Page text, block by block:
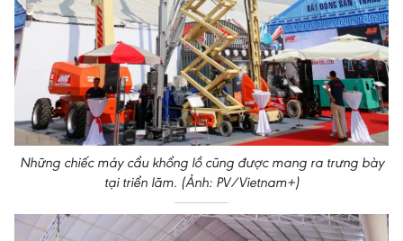
Những chiếc máy cẩu khổng lồ cũng được mang ra trưng bày
tại triển lãm. (Ảnh: PV/Vietnam+)